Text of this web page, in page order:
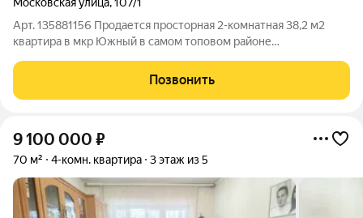
Арт. 135881156 Продается просторная 2-комнатная 38,2 м2
квартира в мкр Южный в самом топовом районе
квартира большой балкон окна выходят на улицу спокойные
отзывчивые соседи. С развитой
Позвонить
9 100 000 ₽
70 м² 4-комн. квартира 3 этаж из 5